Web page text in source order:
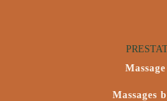
Massages